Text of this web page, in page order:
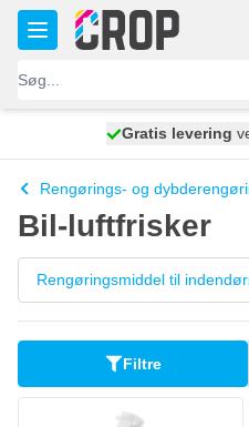
Skip to Content
Gratis levering
100 dage
Rengørings- og
Bil-luftfrisker
Rengøringsmiddel til
Filtre